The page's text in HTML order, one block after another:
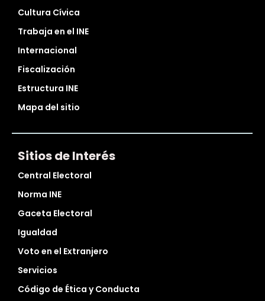
Cultura Cívica
Trabaja en el INE
Internacional
Fiscalización
Estructura INE
Mapa del sitio
Sitios de Interés
Central Electoral
Norma INE
Gaceta Electoral
Igualdad
Voto en el Extranjero
Servicios
Código de Ética y Conducta